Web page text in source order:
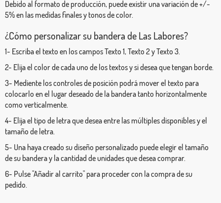
Debido al formato de producción, puede existir una variación de +/-
5% en las medidas finales y tonos de color.
¿Cómo personalizar su bandera de Las Labores?
1- Escriba el texto en los campos Texto 1, Texto 2 y Texto 3.
2- Elija el color de cada uno de los textos y si desea que tengan borde.
3- Mediente los controles de posición podrá mover el texto para
colocarlo en el lugar deseado de la bandera tanto horizontalmente
como verticalmente.
4- Elija el tipo de letra que desea entre las múltiples disponibles y el
tamaño de letra.
5- Una haya creado su diseño personalizado puede elegir el tamaño
de su bandera y la cantidad de unidades que desea comprar.
6- Pulse "Añadir al carrito" para proceder con la compra de su
pedido.